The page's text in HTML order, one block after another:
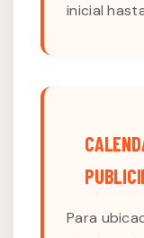
inicial
Para